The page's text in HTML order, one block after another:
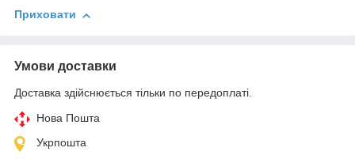
Приховати
Умови доставки
Доставка здійснюється тільки по передоплаті.
Нова Пошта
Укрпошта